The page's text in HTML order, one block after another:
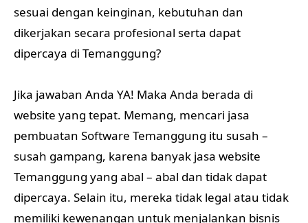
sesuai dengan keinginan, kebutuhan dan
dikerjakan secara profesional serta dapat
dipercaya di Temanggung?
Jika jawaban Anda YA! Maka Anda berada di
website yang tepat. Memang, mencari jasa
pembuatan Software Temanggung itu susah –
susah gampang, karena banyak jasa website
Temanggung yang abal – abal dan tidak dapat
dipercaya. Selain itu, mereka tidak legal atau tidak
memiliki kewenangan untuk menjalankan bisnis